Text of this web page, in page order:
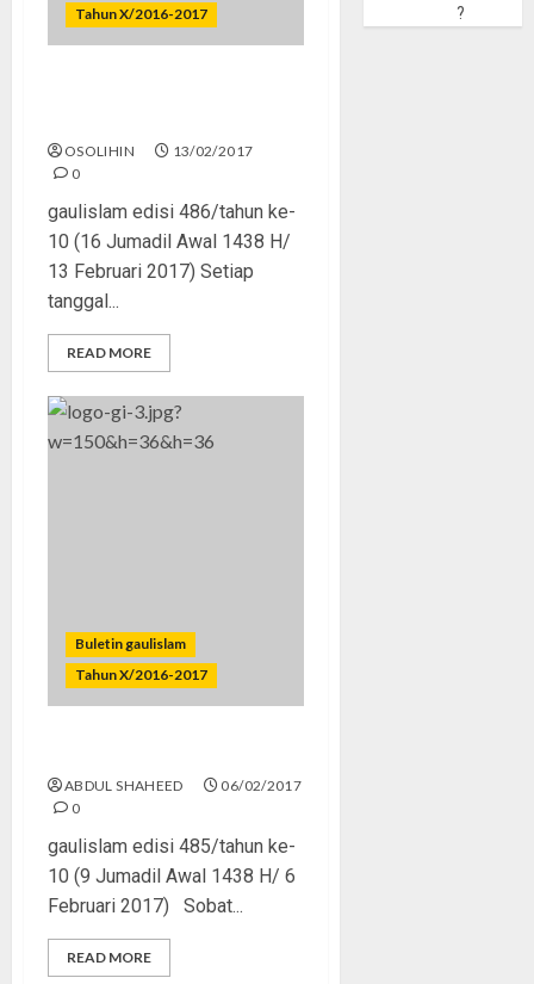
Tahun X/2016-2017
OSOLIHIN
13/02/2017
0
gaulislam edisi 486/tahun ke-
10 (16 Jumadil Awal 1438 H/
13 Februari 2017) Setiap
tanggal...
READ MORE
Buletin gaulislam
Tahun X/2016-2017
ABDUL SHAHEED
06/02/2017
0
gaulislam edisi 485/tahun ke-
10 (9 Jumadil Awal 1438 H/ 6
Februari 2017) Sobat...
READ MORE
?